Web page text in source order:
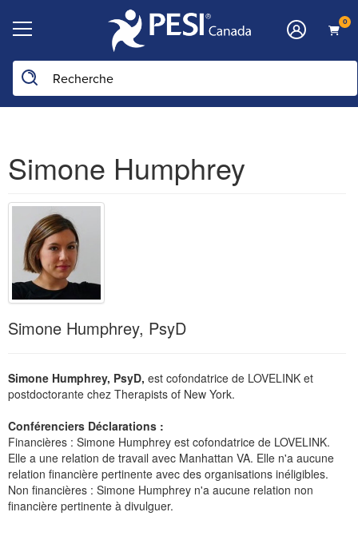
0
Simone Humphrey
Simone Humphrey, PsyD
Simone Humphrey, PsyD, est cofondatrice de LOVELINK et
postdoctorante chez Therapists of New York.
Conférenciers Déclarations :
Financières : Simone Humphrey est cofondatrice de LOVELINK.
Elle a une relation de travail avec Manhattan VA. Elle n'a aucune
relation financière pertinente avec des organisations inéligibles.
Non financières : Simone Humphrey n'a aucune relation non
financière pertinente à divulguer.